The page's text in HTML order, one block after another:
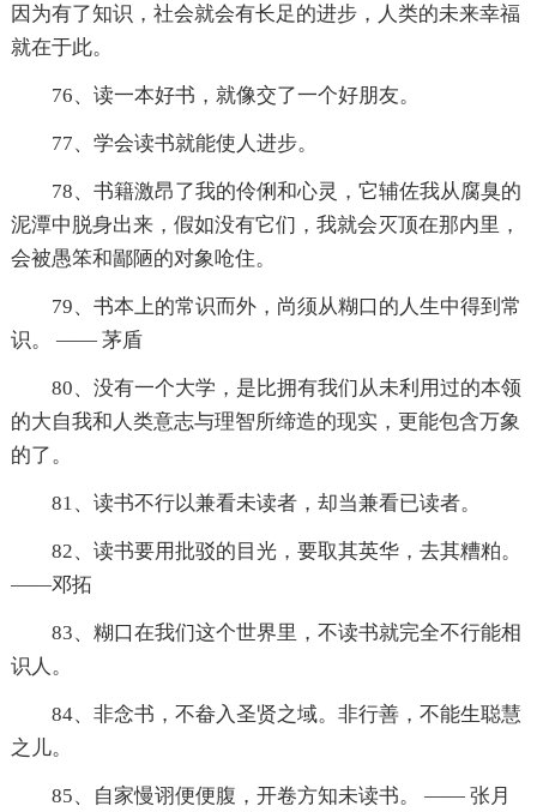
因为有了知识，社会就会有长足的进步，人类的未来幸福
就在于此。
76、读一本好书，就像交了一个好朋友。
77、学会读书就能使人进步。
78、书籍激昂了我的伶俐和心灵，它辅佐我从腐臭的
泥潭中脱身出来，假如没有它们，我就会灭顶在那内里，
会被愚笨和鄙陋的对象呛住。
79、书本上的常识而外，尚须从糊口的人生中得到常
识。 —— 茅盾
80、没有一个大学，是比拥有我们从未利用过的本领
的大自我和人类意志与理智所缔造的现实，更能包含万象
的了。
81、读书不行以兼看未读者，却当兼看已读者。
82、读书要用批驳的目光，要取其英华，去其糟粕。
——邓拓
83、糊口在我们这个世界里，不读书就完全不行能相
识人。
84、非念书，不畚入圣贤之域。非行善，不能生聪慧
之儿。
85、自家慢诩便便腹，开卷方知未读书。 —— 张月